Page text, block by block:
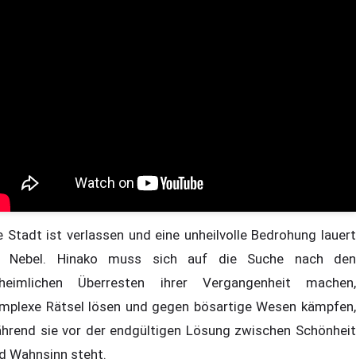
Stadt ist verlassen und eine unheilvolle Bedrohung lauert
Nebel. Hinako muss sich auf die Suche nach den
Überresten ihrer Vergangenheit machen,
Rätsel lösen und gegen bösartige Wesen kämpfen,
sie vor der endgültigen Lösung zwischen Schönheit
Wahnsinn steht.